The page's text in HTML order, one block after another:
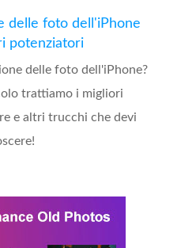
delle foto dell'iPhone
potenziatori
delle foto dell'iPhone?
trattiamo i migliori
e altri trucchi che devi